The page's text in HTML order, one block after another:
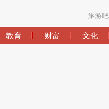
旅游吧
教育 财富 文化